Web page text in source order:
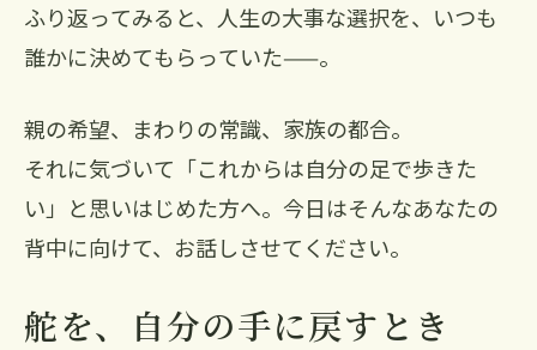
ふり返ってみると、人生の大事な選択を、いつも
誰かに決めてもらっていた——。
親の希望、まわりの常識、家族の都合。
それに気づいて「これからは自分の足で歩きた
い」と思いはじめた方へ。今日はそんなあなたの
背中に向けて、お話しさせてください。
舵を、自分の手に戻すとき